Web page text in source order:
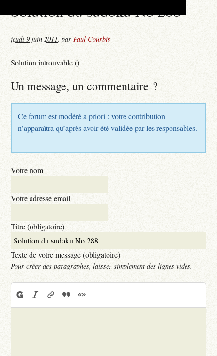
Solution du sudoku No 288
jeudi 9 juin 2011,parPaul Courbis
Solution introuvable ()...
Un message, un commentaire ?
Ce forum est modéré a priori : votre contribution
n’apparaîtra qu’après avoir été validée par les responsables.
Votre nom
Votre adresse email
Titre (obligatoire)
Texte de votre message (obligatoire)
Pour créer des paragraphes, laissez simplement des lignes vides.